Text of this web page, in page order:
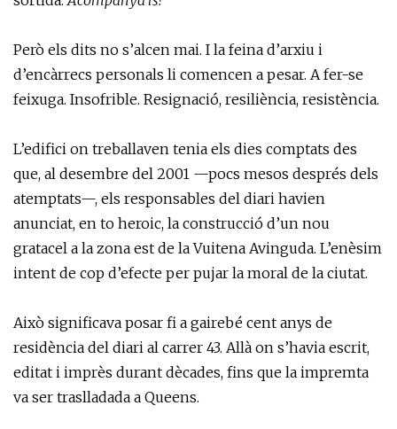
Però els dits no s’alcen mai. I la feina d’arxiu i
d’encàrrecs personals li comencen a pesar. A fer-se
feixuga. Insofrible. Resignació, resiliència, resistència.
L’edifici on treballaven tenia els dies comptats des
que, al desembre del 2001 —pocs mesos després dels
atemptats—, els responsables del diari havien
anunciat, en to heroic, la construcció d’un nou
gratacel a la zona est de la Vuitena Avinguda. L’enèsim
intent de cop d’efecte per pujar la moral de la ciutat.
Això significava posar fi a gairebé cent anys de
residència del diari al carrer 43. Allà on s’havia escrit,
editat i imprès durant dècades, fins que la impremta
va ser traslladada a Queens.